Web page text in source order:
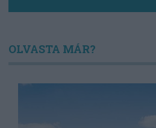
OLVASTA MÁR?